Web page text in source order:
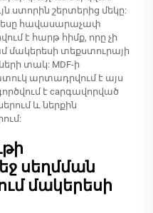
ստորին շերտերից մեկը:
հավասարաչափ
է հարթ հիմք, որը չի
մակերեսի տեքստուրայի
տակ: MDF-ի
արտադրվում է այս
է caրգավորված
և ներքին
սեղմման
մակերեսի